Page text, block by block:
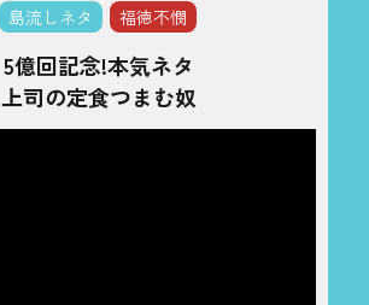
島流しネタ
福徳不憫
5億回記念!本気ネタ
上司の定食つまむ奴